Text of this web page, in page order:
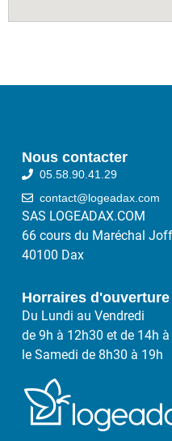
Nous contacter
05.58.90.41.29
contact@logeadax.com
SAS LOGEADAX.COM
66 cours du Maréchal
40100 Dax
Horraires d'ouverture
Du Lundi au Vendredi
de 9h à 12h30 et de 14h
le Samedi de 8h30 à 19h